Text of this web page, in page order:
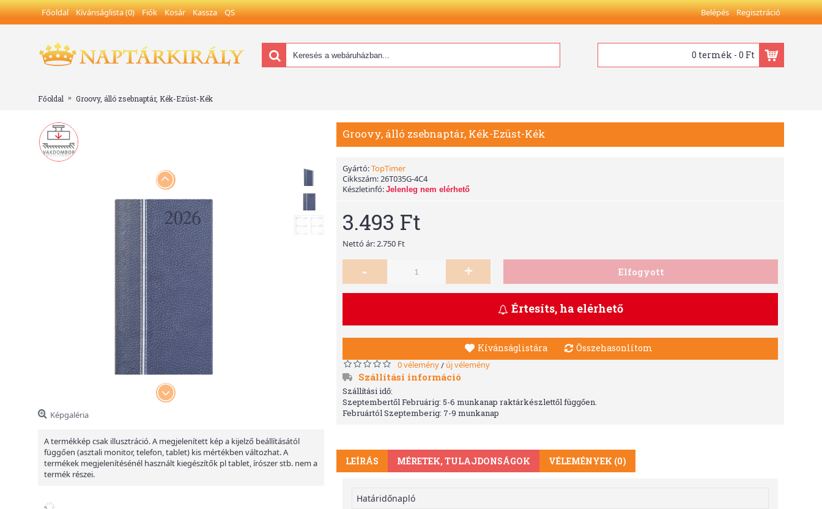
Főoldal Kívánságlista (0) Fiók Kosár Kassza QS Belépés Regisztráció
0 termék - 0 Ft
Főoldal Groovy, álló zsebnaptár, Kék-Ezüst-Kék
Képgaléria
A termékkép csak illusztráció. A megjelenített kép a kijelző beállításától
függően (asztali monitor, telefon, tablet) kis mértékben változhat. A
termékek megjelenítésénél használt kiegészítők pl tablet, írószer stb. nem a
termék részei.
Groovy, álló zsebnaptár, Kék-Ezüst-Kék
Gyártó:TopTimer
Cikkszám:26T035G-4C4
Készletinfó: Jelenleg nem elérhető
3.493 Ft
Nettó ár: 2.750 Ft
- + Elfogyott
Értesíts, ha elérhető
Kívánságlistára Összehasonlítom
0 vélemény/ új vélemény
Szállítási információ
Szállítási idő:
Szeptembertől Februárig: 5-6 munkanap raktárkészlettől függően.
Februártól Szeptemberig: 7-9 munkanap
LEÍRÁS MÉRETEK, TULAJDONSÁGOK VÉLEMÉNYEK (0)
Határidőnapló